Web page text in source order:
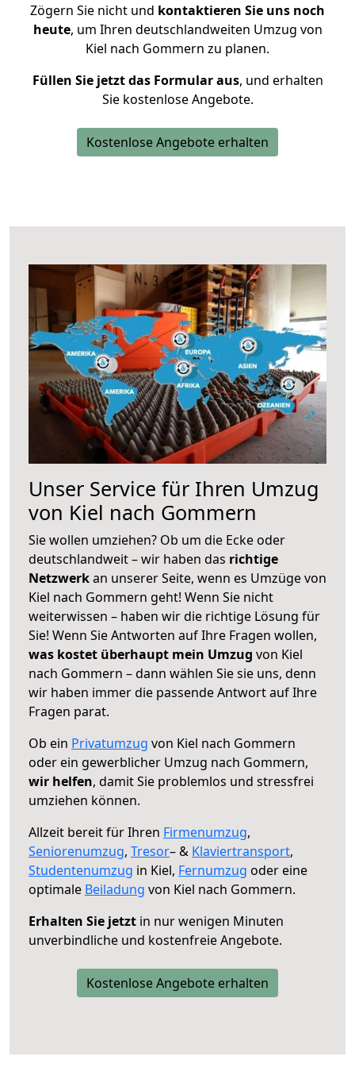
Zögern Sie nicht und kontaktieren Sie uns noch
heute, um Ihren deutschlandweiten Umzug von
Kiel nach Gommern zu planen.
Füllen Sie jetzt das Formular aus, und erhalten
Sie kostenlose Angebote.
Kostenlose Angebote erhalten
Unser Service für Ihren Umzug
von Kiel nach Gommern
Sie wollen umziehen? Ob um die Ecke oder
deutschlandweit – wir haben das richtige
Netzwerkan unserer Seite, wenn es Umzüge von
Kiel nach Gommern geht! Wenn Sie nicht
weiterwissen – haben wir die richtige Lösung für
Sie! Wenn Sie Antworten auf Ihre Fragen wollen,
was kostet überhaupt mein Umzug von Kiel
nach Gommern – dann wählen Sie sie uns, denn
wir haben immer die passende Antwort auf Ihre
Fragen parat.
Ob ein Privatumzug von Kiel nach Gommern
oder ein gewerblicher Umzug nach Gommern,
wir helfen, damit Sie problemlos und stressfrei
umziehen können.
Allzeit bereit für Ihren Firmenumzug,
Seniorenumzug, Tresor– & Klaviertransport,
Studentenumzug in Kiel, Fernumzug oder eine
optimale Beiladung von Kiel nach Gommern.
Erhalten Sie jetzt in nur wenigen Minuten
unverbindliche und kostenfreie Angebote.
Kostenlose Angebote erhalten